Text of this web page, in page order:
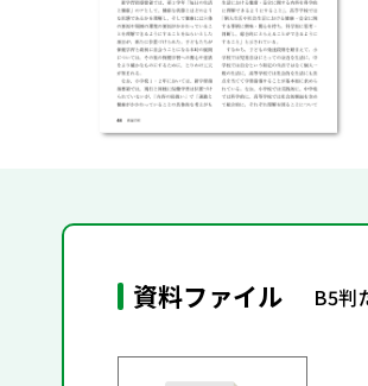
資料ファイル B5判